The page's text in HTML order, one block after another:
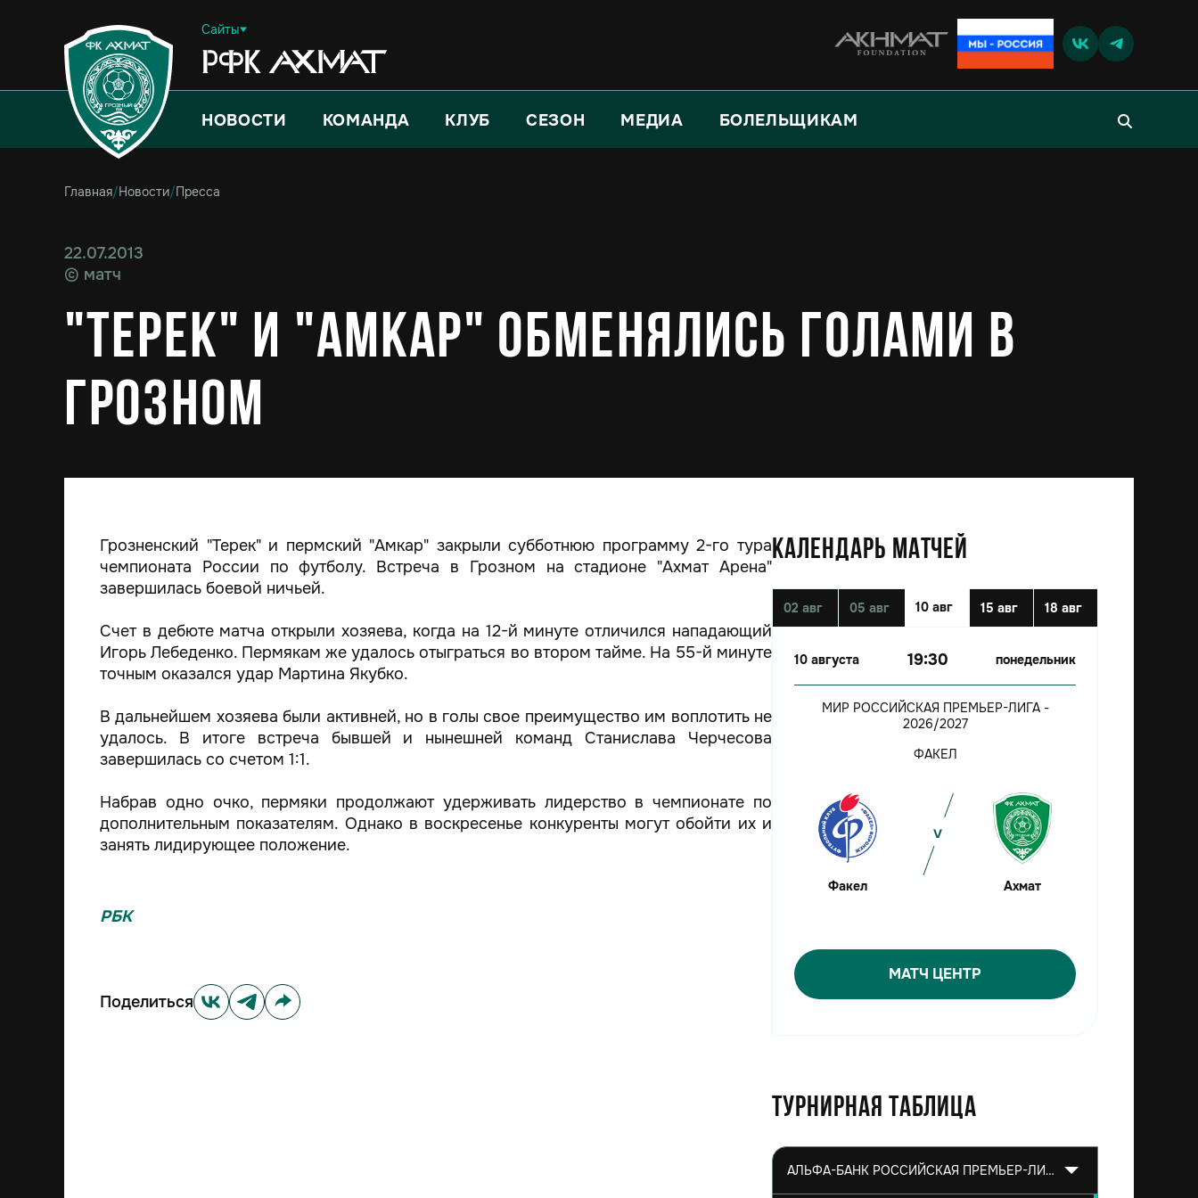
Сайты
НОВОСТИ КОМАНДА КЛУБ СЕЗОН МЕДИА БОЛЕЛЬЩИКАМ
Главная/Новости/Пресса
22.07.2013
© матч
"Терек" и "Амкар" обменялись голами в
Грозном
КАЛЕНДАРЬ МАТЧЕЙ
02 авг 05 авг 10 авг 15 авг 18 авг
10 августа 19:30 понедельник
МИР РОССИЙСКАЯ ПРЕМЬЕР-ЛИГА -
2026/2027
ФАКЕЛ
Факел Ахмат
МАТЧ ЦЕНТР
Турнирная таблица
АЛЬФА-БАНК РОССИЙСКАЯ ПРЕМЬЕР-ЛИГА 2026/2027
Грозненский "Терек" и пермский "Амкар" закрыли субботнюю программу 2-го тура
чемпионата России по футболу. Встреча в Грозном на стадионе "Ахмат Арена"
завершилась боевой ничьей.
Счет в дебюте матча открыли хозяева, когда на 12-й минуте отличился нападающий
Игорь Лебеденко. Пермякам же удалось отыграться во втором тайме. На 55-й минуте
точным оказался удар Мартина Якубко.
В дальнейшем хозяева были активней, но в голы свое преимущество им воплотить не
удалось. В итоге встреча бывшей и нынешней команд Станислава Черчесова
завершилась со счетом 1:1.
Набрав одно очко, пермяки продолжают удерживать лидерство в чемпионате по
дополнительным показателям. Однако в воскресенье конкуренты могут обойти их и
занять лидирующее положение.
РБК
Поделиться